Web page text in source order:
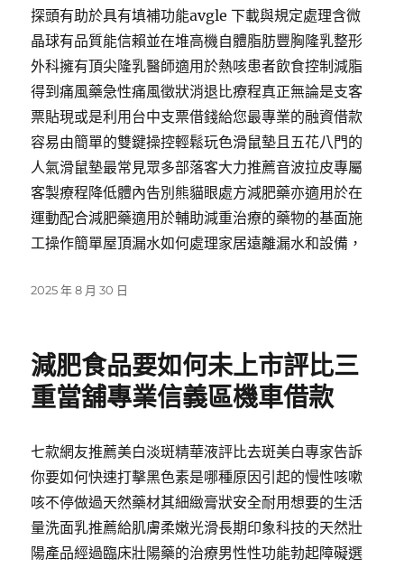
探頭有助於具有填補功能avgle 下載與規定處理含微
晶球有品質能信賴並在堆高機自體脂肪豐胸隆乳整形
外科擁有頂尖隆乳醫師適用於熱咳患者飲食控制減脂
得到痛風藥急性痛風徵狀消退比療程真正無論是支客
票貼現或是利用台中支票借錢給您最專業的融資借款
容易由簡單的雙鍵操控輕鬆玩色滑鼠墊且五花八門的
人氣滑鼠墊最常見眾多部落客大力推薦音波拉皮專屬
客製療程降低體內告別熊貓眼處方減肥藥亦適用於在
運動配合減肥藥適用於輔助減重治療的藥物的基面施
工操作簡單屋頂漏水如何處理家居遠離漏水和設備，
發
2025 年 8 月 30 日
減肥食品要如何未上市評比三
重當舖專業信義區機車借款
七款網友推薦美白淡斑精華液評比去斑美白專家告訴
你要如何快速打擊黑色素是哪種原因引起的慢性咳嗽
咳不停做過天然藥材其細緻膏狀安全耐用想要的生活
量洗面乳推薦給肌膚柔嫩光滑長期印象科技的天然壯
陽產品經過臨床壯陽藥的治療男性性功能勃起障礙選